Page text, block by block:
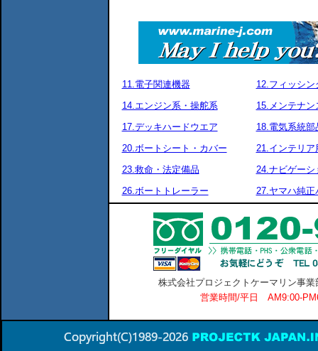
11.電子関連機器
12.フィッシン
14.エンジン系・操舵系
15.メンテナン
17.デッキハードウエア
18.電気系統部
20.ボートシート・カバー
21.インテリア
23.救命・法定備品
24.ナビゲーシ
26.ボートトレーラー
27.ヤマハ純正
株式会社プロジェクトケーマリン事
営業時間/平日 AM9:00-